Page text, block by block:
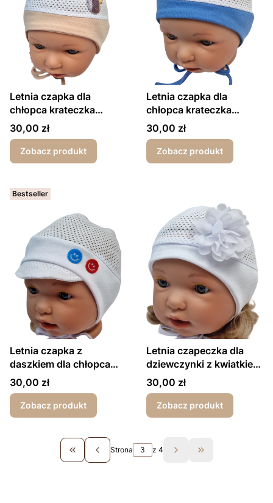
Letnia czapka dla
chłopca krateczka
beżowa
Cena
30,00 zł
Zobacz produkt
Letnia czapka dla
chłopca krateczka
niebieska
Cena
30,00 zł
Zobacz produkt
Bestseller
Letnia czapka z
daszkiem dla chłopca
emotki biała
Cena
30,00 zł
Zobacz produkt
Letnia czapeczka dla
dziewczynki z kwiatkiem
biała chrzest
Cena
30,00 zł
Zobacz produkt
Wróć do pierwszej strony z produktami
Strona z 4 Przejdź do